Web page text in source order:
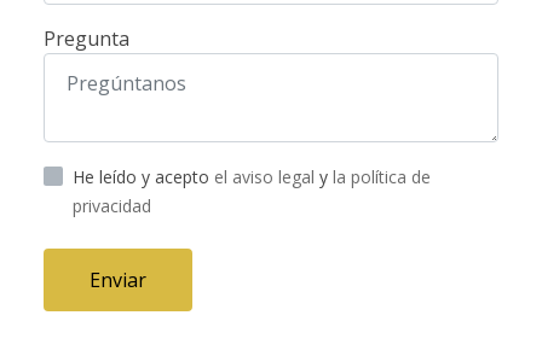
Pregunta
He leído y acepto el aviso legal y la política de
privacidad
Enviar